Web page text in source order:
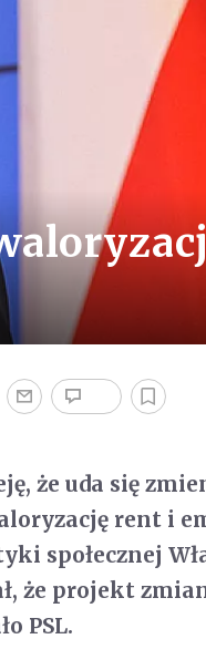
że uda się
rent i
społecznej
że projekt
PSL.